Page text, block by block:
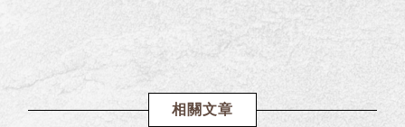
相關文章